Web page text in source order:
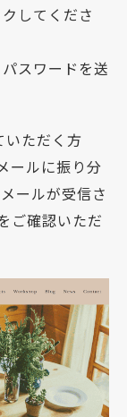
してくださ
スワードを送
ただく方
ールに振り分
ールが受信さ
ご確認いただ